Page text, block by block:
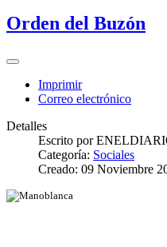
Orden del Buzón
Imprimir
Correo electrónico
Detalles
Escrito por
Categoría: Sociales
Creado: 09 Noviembre